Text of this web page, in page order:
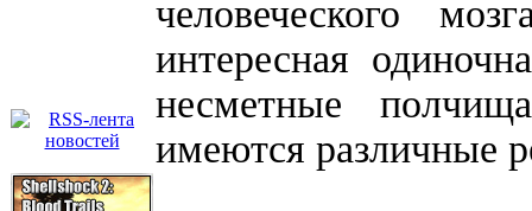
человеческого
интересная
несметные
имеются различные